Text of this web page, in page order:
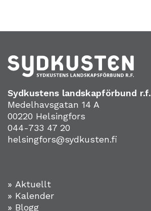
Sydkustens landskapförbund r.f.
Medelhavsgatan 14 A
00220 Helsingfors
044-733 47 20
helsingfors@sydkusten.fi
» Aktuellt
» Kalender
» Blogg